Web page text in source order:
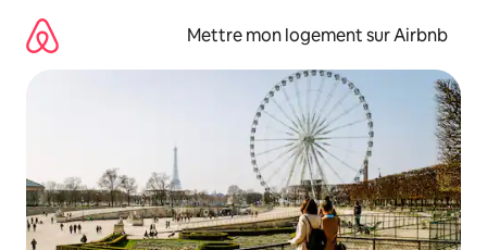
directement
Mettre mon logement sur Airbnb